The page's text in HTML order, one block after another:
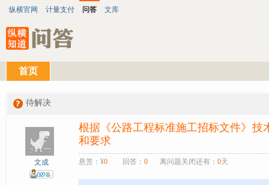
纵横官网 计量支付 问答 文库
首页
待解决
文成
根据《公路工程标准施工招标文件》技
和要求
悬赏：¥0 回答： 0 离问题关闭还有： 0天